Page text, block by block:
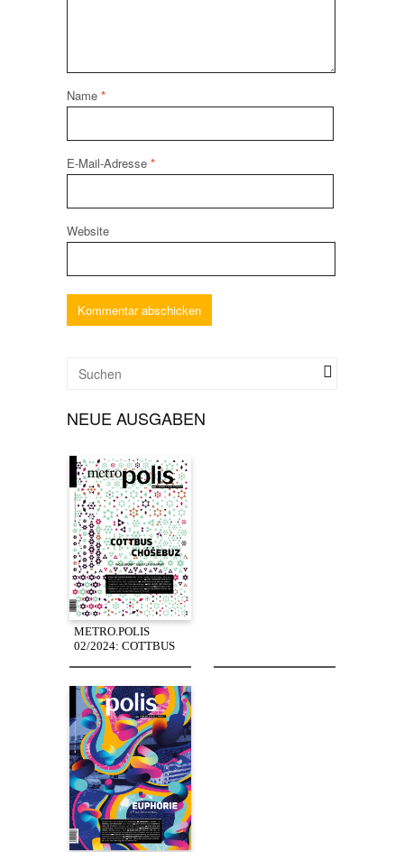
Name *
E-Mail-Adresse *
Website
NEUE AUSGABEN
METRO.POLIS
02/2024: COTTBUS